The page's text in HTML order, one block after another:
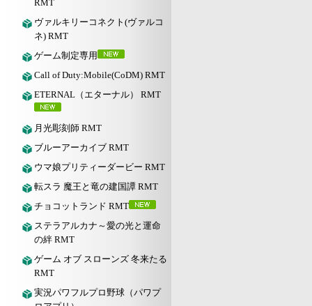
RMT
ヴァルキリーコネクト(ヴァルコ
ネ) RMT
ゲーム制定専用
Call of Duty:Mobile(CoDM) RMT
ETERNAL（エターナル） RMT
月光彫刻師 RMT
ブルーアーカイブ RMT
ウマ娘プリティーダービー RMT
転スラ 魔王と竜の建国譚 RMT
チョコットランド RMT
ステラアルカナ～愛の光と運命
の絆 RMT
ゲーム オブ スローンズ 冬来たる
RMT
実況パワフルプロ野球（パワプ